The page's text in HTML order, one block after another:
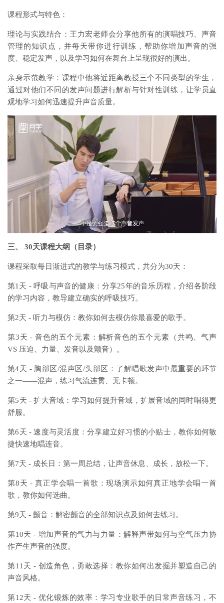
课程形式与特色：
理论与实践结合：王力宏老师会分享他所有的演唱技巧、声音
管理的知识点，并每天带你进行训练，帮助你增加声音的强
度、稳定发声，以及学习如何在舞台上呈现很好的演出。
亲身示范教学：课程中他将近距离教授三个不同类型的学生，
通过对他们不同的发声问题进行解析与针对性训练，让学员直
观地学习如何迅速提升声音质量。
三、 30天课程大纲（目录）
课程采取每日渐进式的教学与练习模式，共分为30天：
第1天 - 呼吸与声音的健康：分享25年的音乐历程，介绍各阶段
的学习内容，教导建立确实的呼吸技巧。
第2天 - 听力与模仿：教你如何去模仿你最喜爱的歌手。
第3天 - 音色的五个元素：解析音色的五个元素（共鸣、气声
VS 压迫、力量、发音以及颤音）。
第4天 - 胸部区/混声区/头部区：了解唱歌发声中最重要的环节
之一——混声，练习气流连贯、无卡顿。
第5天 - 扩大音域：学习如何提升音域，扩展音域的同时唱得更
舒服。
第6天 - 速度与灵活度：分享建立好习惯的小贴士，教你如何敏
捷快速地唱连音。
第7天 - 成长日：第一周总结，让声音休息、成长，放松一下。
第8天 - 真正学会唱一首歌：现场演示如何真正地学会唱一首
歌，教你如何选曲。
第9天 - 颤音：解密颤音的全部知识点及如何去练习。
第10天 - 增加声音的气力与力量：解释声带如何与空气压力协
作产生声音的强度。
第11天 - 创造角色，勇敢选择：教你如何出发掘并塑造自己的
声音风格。
第12天 - 优化锻炼的效率：学习专业歌手的日常声音练习，不